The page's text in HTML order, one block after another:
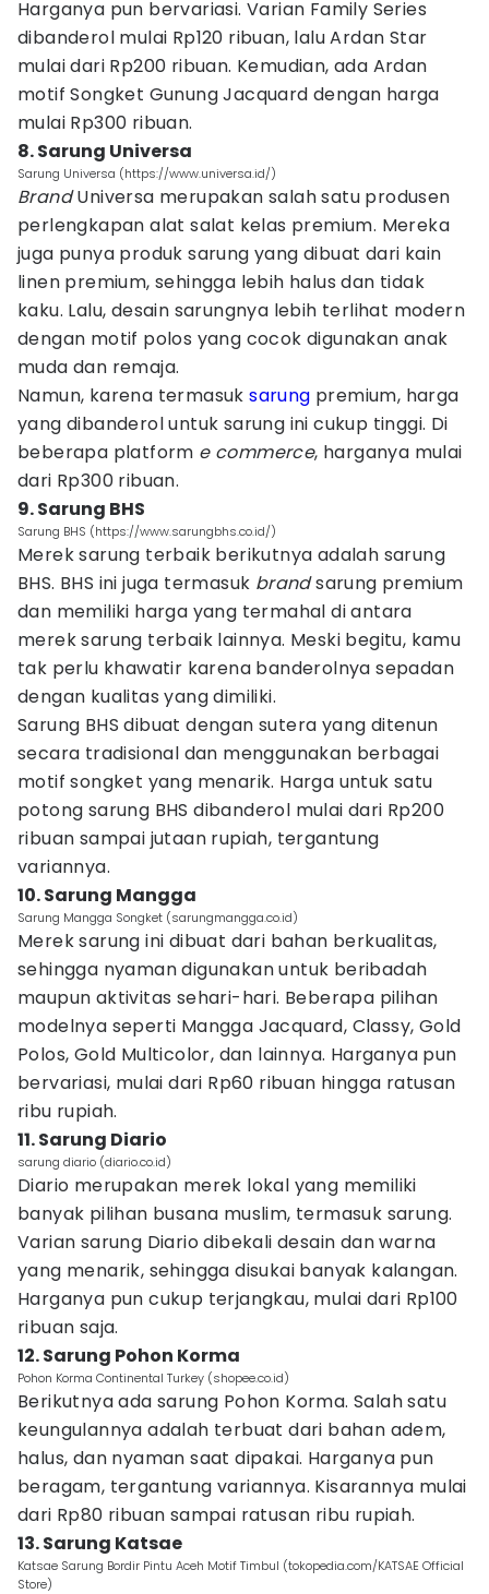
Harganya pun bervariasi. Varian Family Series
dibanderol mulai Rp120 ribuan, lalu Ardan Star
mulai dari Rp200 ribuan. Kemudian, ada Ardan
motif Songket Gunung Jacquard dengan harga
mulai Rp300 ribuan.
8. Sarung Universa
Sarung Universa (https://www.universa.id/)
BrandUniversa merupakan salah satu produsen
perlengkapan alat salat kelas premium. Mereka
juga punya produk sarung yang dibuat dari kain
linen premium, sehingga lebih halus dan tidak
kaku. Lalu, desain sarungnya lebih terlihat modern
dengan motif polos yang cocok digunakan anak
muda dan remaja.
Namun, karena termasuksarung premium, harga
yang dibanderol untuk sarung ini cukup tinggi. Di
beberapa platform e commerce, harganya mulai
dari Rp300 ribuan.
9. Sarung BHS
Sarung BHS (https://www.sarungbhs.co.id/)
Merek sarung terbaik berikutnya adalah sarung
BHS. BHS ini juga termasuk brandsarung premium
dan memiliki harga yang termahal di antara
merek sarung terbaik lainnya. Meski begitu, kamu
tak perlu khawatir karena banderolnya sepadan
dengan kualitas yang dimiliki.
Sarung BHS dibuat dengan sutera yang ditenun
secara tradisional dan menggunakan berbagai
motif songket yang menarik. Harga untuk satu
potong sarung BHS dibanderol mulai dari Rp200
ribuan sampai jutaan rupiah, tergantung
variannya.
10. Sarung Mangga
Sarung Mangga Songket (sarungmangga.co.id)
Merek sarung ini dibuat dari bahan berkualitas,
sehingga nyaman digunakan untuk beribadah
maupun aktivitas sehari-hari. Beberapa pilihan
modelnya seperti Mangga Jacquard, Classy, Gold
Polos, Gold Multicolor, dan lainnya. Harganya pun
bervariasi, mulai dari Rp60 ribuan hingga ratusan
ribu rupiah.
11. Sarung Diario
sarung diario (diario.co.id)
Diario merupakan merek lokal yang memiliki
banyak pilihan busana muslim, termasuk sarung.
Varian sarung Diario dibekali desain dan warna
yang menarik, sehingga disukai banyak kalangan.
Harganya pun cukup terjangkau, mulai dari Rp100
ribuan saja.
12. Sarung Pohon Korma
Pohon Korma Continental Turkey (shopee.co.id)
Berikutnya ada sarung Pohon Korma. Salah satu
keungulannya adalah terbuat dari bahan adem,
halus, dan nyaman saat dipakai. Harganya pun
beragam, tergantung variannya. Kisarannya mulai
dari Rp80 ribuan sampai ratusan ribu rupiah.
13. Sarung Katsae
Katsae Sarung Bordir Pintu Aceh Motif Timbul (tokopedia.com/KATSAE Official
Store)